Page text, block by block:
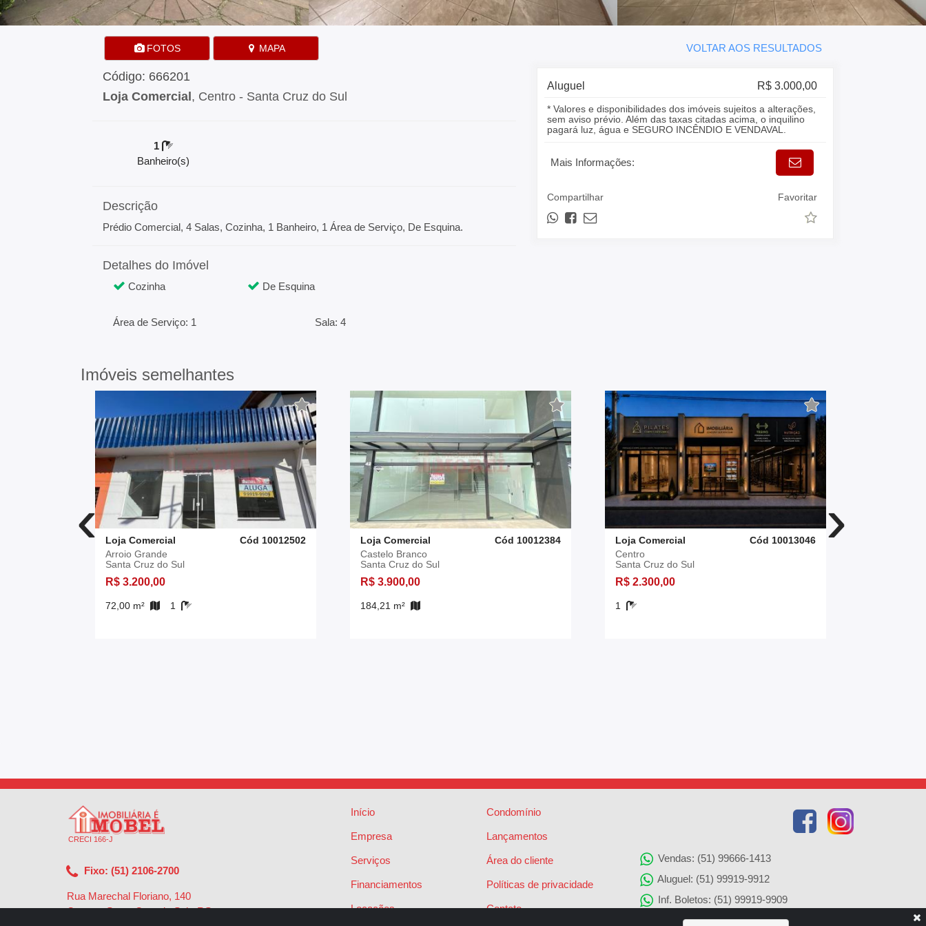
FOTOS MAPA VOLTAR AOS RESULTADOS
Código: 666201
Loja Comercial , Centro - Santa Cruz do Sul
1
Banheiro(s)
Descrição
Prédio Comercial, 4 Salas, Cozinha, 1 Banheiro, 1 Área de Serviço, De Esquina.
Detalhes do Imóvel
Cozinha De Esquina
Área de Serviço: 1 Sala: 4
Aluguel R$ 3.000,00
* Valores e disponibilidades dos imóveis sujeitos a alterações,
sem aviso prévio. Além das taxas citadas acima, o inquilino
pagará luz, água e SEGURO INCÊNDIO E VENDAVAL.
Mais Informações:
Compartilhar Favoritar
Imóveis semelhantes
‹ Loja Comercial
Cód 10012502
Arroio Grande
Santa Cruz do Sul
R$ 3.200,00
72,00 m² 1
Loja Comercial
Cód 10012384
Castelo Branco
Santa Cruz do Sul
R$ 3.900,00
184,21 m²
Loja Comercial
Cód 10013046
Centro
Santa Cruz do Sul
R$ 2.300,00
1
›
CRECI 166-J
Fixo: (51) 2106-2700
Rua Marechal Floriano, 140
Centro - Santa Cruz do Sul - RS -
Início
Empresa
Serviços
Financiamentos
Locações
Condomínio
Lançamentos
Área do cliente
Políticas de privacidade
Contato
Vendas: (51) 99666-1413
Aluguel: (51) 99919-9912
Inf. Boletos: (51) 99919-9909
Agenciamento de Imóveis: (51) 99919-9905